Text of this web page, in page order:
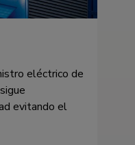
eléctrico de
evitando el